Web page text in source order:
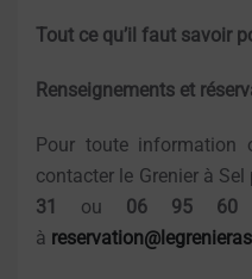
Tout ce qu’il faut savoir
Renseignements et
Pour toute information
contacter le Grenier à
31
ou 06 95 60
à